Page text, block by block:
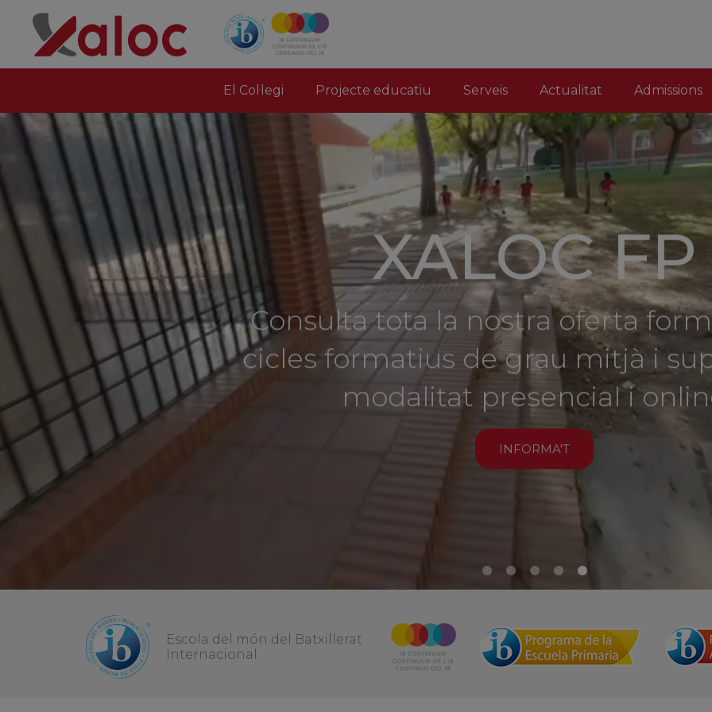
El Col·legi Projecte educatiu Serveis Actualitat Admissions
XALOC FP
Consulta tota la nostra oferta
cicles formatius de grau mitjà i
modalitat presencial i
INFORMA'T
Escola del món del Batxillerat
Internacional